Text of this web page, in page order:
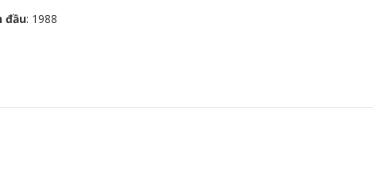
đầu: 1988